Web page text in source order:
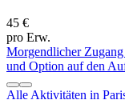
45 €
pro Erw.
Morgendlicher
und Option auf den
Alle Aktivitäten in